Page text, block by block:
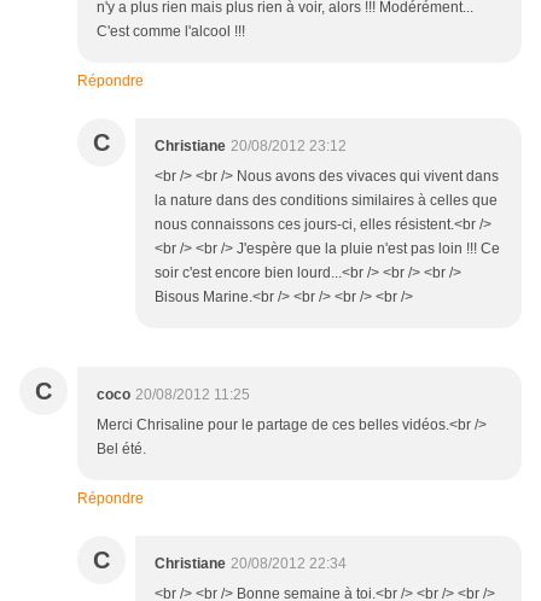
n'y a plus rien mais plus rien à voir, alors !!! Modérément...
C'est comme l'alcool !!!
Répondre
C Christiane 20/08/2012 23:12
<br /> <br /> Nous avons des vivaces qui vivent dans
la nature dans des conditions similaires à celles que
nous connaissons ces jours-ci, elles résistent.<br />
<br /> <br /> J'espère que la pluie n'est pas loin !!! Ce
soir c'est encore bien lourd...<br /> <br /> <br />
Bisous Marine.<br /> <br /> <br /> <br />
C coco 20/08/2012 11:25
Merci Chrisaline pour le partage de ces belles vidéos.<br />
Bel été.
Répondre
C Christiane 20/08/2012 22:34
<br /> <br /> Bonne semaine à toi.<br /> <br /> <br />